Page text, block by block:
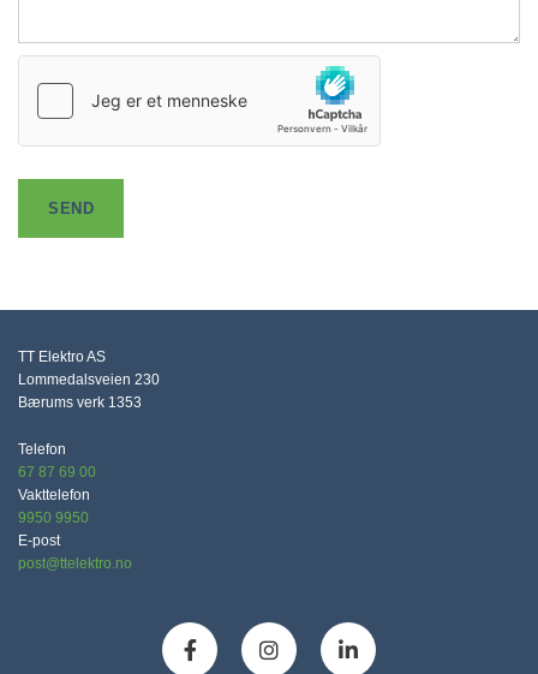
TT Elektro AS
Lommedalsveien 230
Bærums verk 1353
Telefon
67 87 69 00
Vakttelefon
9950 9950
E-post
post@ttelektro.no